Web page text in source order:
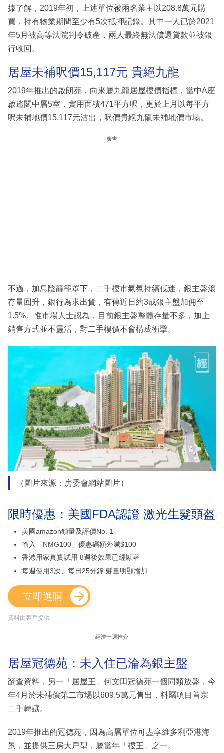
據了解，2019年初，上述單位被兩名業主以208.8萬元購
買，持有物業期間至少有5次抵押記錄。其中一人已於2021
年5月被高等法院判令破產，兩人最終無法償還貸款並被銀
行收回。
居屋未補呎價15,117元 貴絕九龍
2019年推出的啟朗苑，向來屬九龍居屋樓價指標，當中A座
啟遙閣中層5室，實用面積471平方呎，更於上月以每平方
呎未補地價15,117元沽出，呎價貴絕九龍未補地價市場。
廣告
不過，加息陰霾籠罩下，二手樓市氣氛持續低迷，銀主盤滾
存量回升，銀行為求出貨，有傳近日約3成銀主盤加佣至
1.5%。惟市場人士認為，目前銀主盤整體存量不多，加上
銷售方式並不靈活，對二手樓價不會構成衝擊。
（圖片來源：房委會網站圖片）
限時優惠：美國FDA認證 激光生髮頭盔
美國amazon鎖量及評價No. 1
輸入「NMG100」優惠碼額外減$100
香港用家真實試用 8週後效果已經顯著
每週使用3次、每日25分鐘 髮量明顯增加
立即選購
資料由客戶提供
經濟一週推介
居屋冠德苑：未入住已淪為銀主盤
翻查資料，另一「居屋王」何文田冠德苑一個同類放盤，今
年4月於未補價第二市場以609.5萬元售出，料屬項目首宗
二手轉讓。
2019年推出的冠德苑，因為高層單位可盡享維多利亞港海
景，並提供三房大戶型，屬當年「樓王」之一。